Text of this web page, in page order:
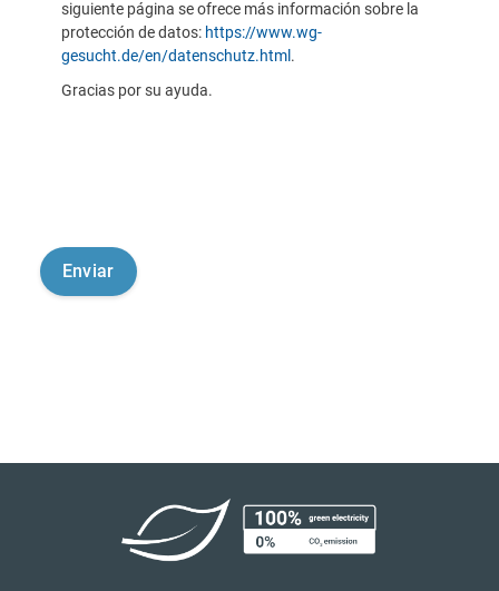
siguiente página se ofrece más información sobre la
protección de datos: https://www.wg-
gesucht.de/en/datenschutz.html .
Gracias por su ayuda.